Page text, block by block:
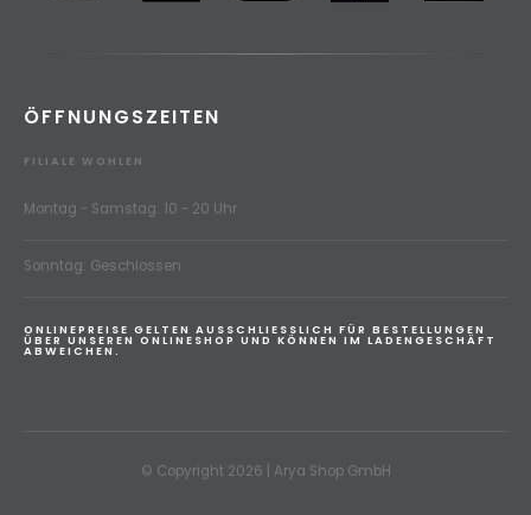
ÖFFNUNGSZEITEN
FILIALE WOHLEN
Montag - Samstag: 10 - 20 Uhr
Sonntag: Geschlossen
ONLINEPREISE GELTEN AUSSCHLIESSLICH FÜR BESTELLUNGEN
ÜBER UNSEREN ONLINESHOP UND KÖNNEN IM LADENGESCHÄFT
ABWEICHEN.
© Copyright 2026 | Arya Shop GmbH